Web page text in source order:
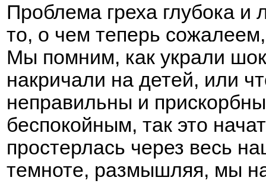
Проблема греха глубока
то, о чем теперь
Мы помним, как украли
накричали на детей, или
неправильны и
беспокойным, так это
простерлась через весь
темноте, размышляя, мы